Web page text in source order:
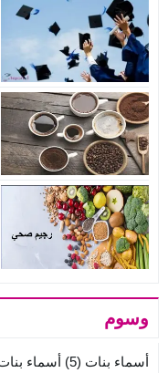
وسوم
أسماء بنات (5) أسماء